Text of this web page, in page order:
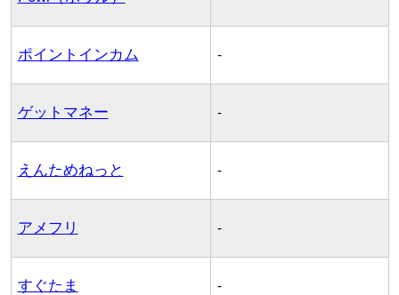
ポイントインカム -
ゲットマネー -
えんためねっと -
アメフリ -
すぐたま -